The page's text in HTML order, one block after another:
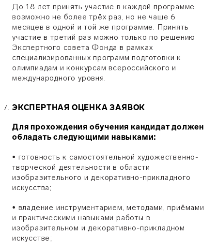
До 18 лет принять участие в каждой программе
возможно не более трёх раз, но не чаще 6
месяцев в одной и той же программе. Принять
участие в третий раз можно только по решению
Экспертного совета Фонда в рамках
специализированных программ подготовки к
олимпиадам и конкурсам всероссийского и
международного уровня.
ЭКСПЕРТНАЯ ОЦЕНКА ЗАЯВОК
Для прохождения обучения кандидат должен
обладать следующими навыками:
• готовность к самостоятельной художественно-
творческой деятельности в области
изобразительного и декоративно-прикладного
искусства;
• владение инструментарием, методами, приёмами
и практическими навыками работы в
изобразительном и декоративно-прикладном
искусстве;